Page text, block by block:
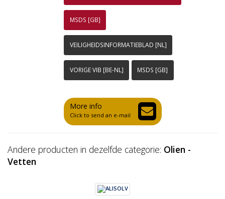
MSDS [GB]
VEILIGHEIDSINFORMATIEBLAD [NL]
VORIGE VIB [BE-NL] MSDS [GB]
More info
Click to send an e-mail
Andere producten in dezelfde categorie: Olien -
Vetten